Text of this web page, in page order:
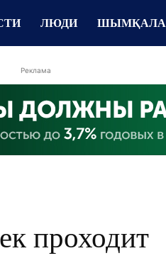
ЛЮДИ ШЫМҚАЛА
Реклама
проходит